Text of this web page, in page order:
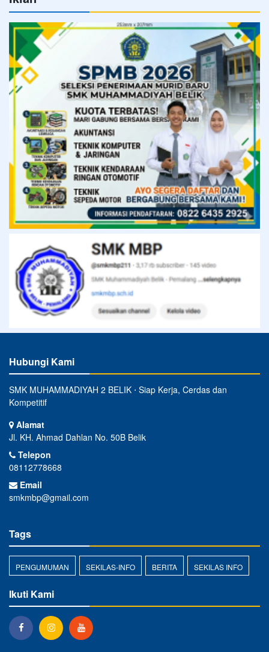
Hubungi Kami
SMK MUHAMMADIYAH 2 BELIK ⋅ Siap Kerja, Cerdas dan
Kompetitif
Alamat
Jl. KH. Ahmad Dahlan No. 50B Belik
Telepon
08112778668
Email
smkmbp@gmail.com
Tags
PENGUMUMAN SEKILAS-INFO BERITA SEKILAS INFO
Ikuti Kami